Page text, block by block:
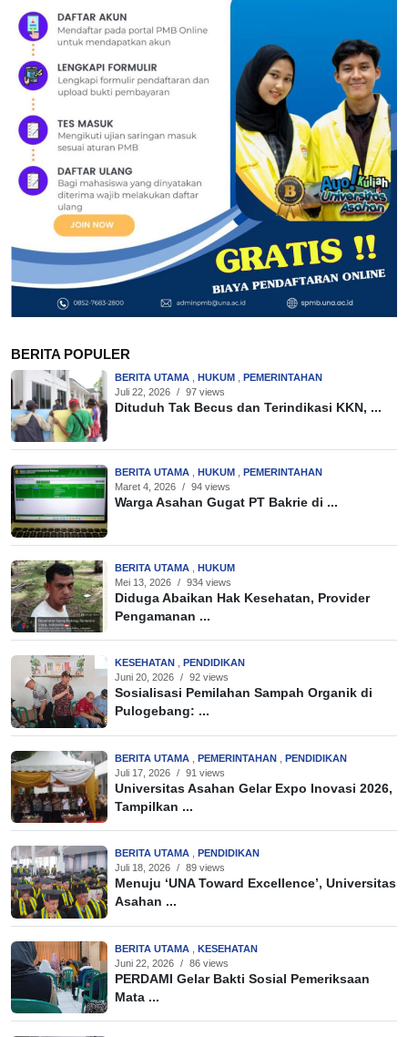
BERITA POPULER
BERITA UTAMA HUKUM
PEMERINTAHAN
Juli 22, 2026 / 97 views
Dituduh Tak Becus dan Terindikasi KKN, ...
BERITA UTAMA HUKUM
PEMERINTAHAN
Maret 4, 2026 / 94 views
Warga Asahan Gugat PT Bakrie di ...
BERITA UTAMA
HUKUM
Mei 13, 2026 / 934 views
Diduga Abaikan Hak Kesehatan, Provider
Pengamanan ...
KESEHATAN
PENDIDIKAN
Juni 20, 2026 / 92 views
Sosialisasi Pemilahan Sampah Organik di
Pulogebang: ...
BERITA UTAMA PEMERINTAHAN
PENDIDIKAN
Juli 17, 2026 / 91 views
Universitas Asahan Gelar Expo Inovasi 2026,
Tampilkan ...
BERITA UTAMA
PENDIDIKAN
Juli 18, 2026 / 89 views
Menuju ‘UNA Toward Excellence’, Universitas
Asahan ...
BERITA UTAMA
KESEHATAN
Juni 22, 2026 / 86 views
PERDAMI Gelar Bakti Sosial Pemeriksaan
Mata ...